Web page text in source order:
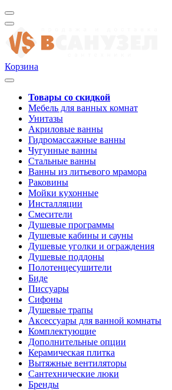
Корзина
Товары со скидкой
Мебель для ванных комнат
Унитазы
Акриловые ванны
Гидромассажные ванны
Чугунные ванны
Стальные ванны
Ванны из литьевого мрамора
Раковины
Мойки кухонные
Инсталляции
Смесители
Душевые программы
Душевые кабины и сауны
Душевые уголки и ограждения
Душевые поддоны
Полотенцесушители
Биде
Писсуары
Сифоны
Душевые трапы
Аксессуары для ванной комнаты
Комплектующие
Дополнительные опции
Керамическая плитка
Вытяжные вентиляторы
Сантехнические люки
Бренды